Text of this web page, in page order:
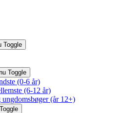
Toggle
Toggle
(0-6 år)
(6-12 år)
(år 12+)